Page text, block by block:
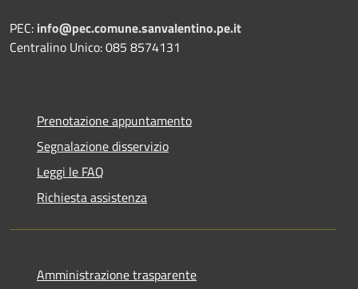
PEC: info@pec.comune.sanvalentino.pe.it
Centralino Unico: 085 8574131
Prenotazione appuntamento
Segnalazione disservizio
Leggi le FAQ
Richiesta assistenza
Amministrazione trasparente